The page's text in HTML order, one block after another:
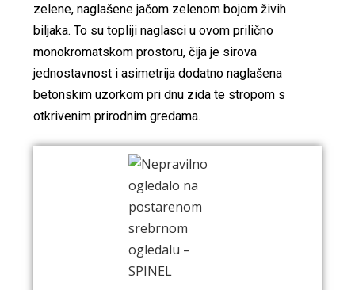
zelene, naglašene jačom zelenom bojom živih
biljaka. To su topliji naglasci u ovom prilično
monokromatskom prostoru, čija je sirova
jednostavnost i asimetrija dodatno naglašena
betonskim uzorkom pri dnu zida te stropom s
otkrivenim prirodnim gredama.